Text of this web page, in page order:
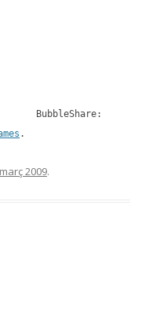
BubbleShare:
.
2009.